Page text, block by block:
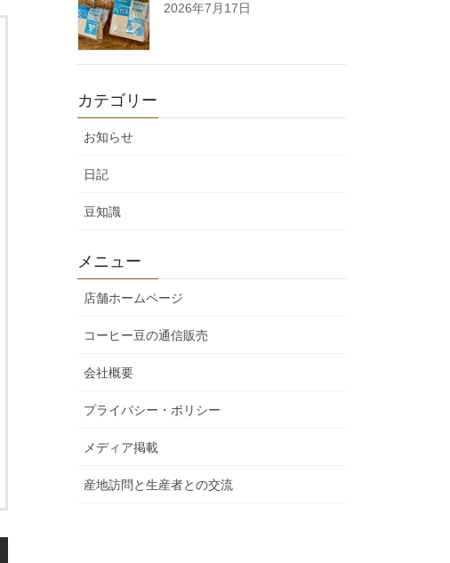
2026年7月17日
カテゴリー
お知らせ
日記
豆知識
メニュー
店舗ホームページ
コーヒー豆の通信販売
会社概要
プライバシー・ポリシー
メディア掲載
産地訪問と生産者との交流